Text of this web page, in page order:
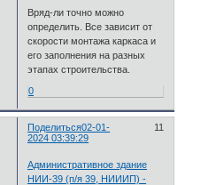
Вряд-ли точно можно
определить. Все зависит от
скорости монтажа каркаса и
его заполнения на разных
этапах строительства.
0
Поделиться 11
02-01-
2024 03:39:29
Административное здание
НИИ-39 (п/я 39, НИИИП) -